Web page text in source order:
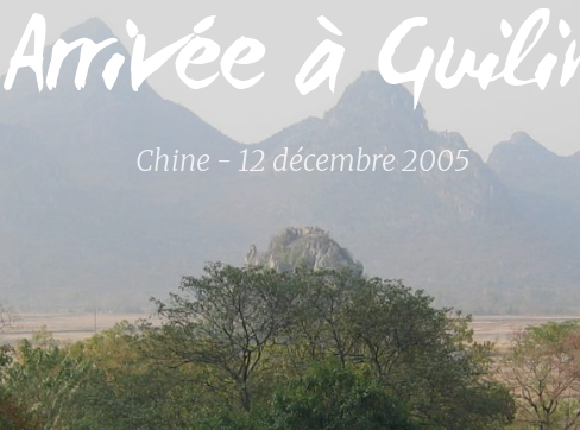
Arrivée à
Chine - 12 décembre 2005